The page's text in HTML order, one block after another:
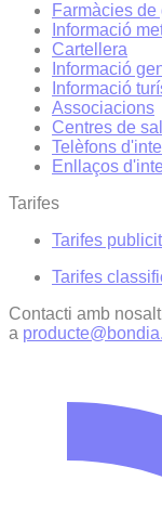
Farmàcies de
Informació
Cartellera
Informació
Informació
Associacions
Centres de
Telèfons
Enllaços
Tarifes
Tarifes
Tarifes
Contacti amb
a